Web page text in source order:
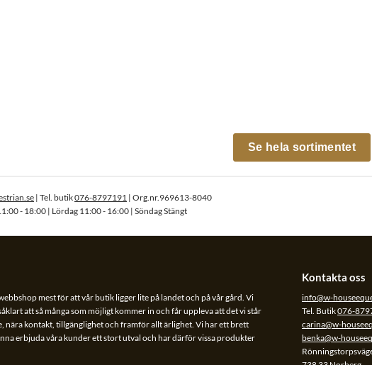
Se hela sortimentet
| Tel. butik076-8797191 | Org.nr.969613-8040
- 18:00 | Lördag 11:00 - 16:00 | Söndag Stängt
mest för att vår butik ligger lite på landet och på vår gård. Vi
att så många som möjligt kommer in och får uppleva att det vi står
nära kontakt, tillgänglighet och framför allt ärlighet. Vi har ett brett
erbjuda våra kunder ett stort utval och har därför vissa produkter
Kontakta oss
info@w-
Tel. Butik076-
carina@w-
benka@w-